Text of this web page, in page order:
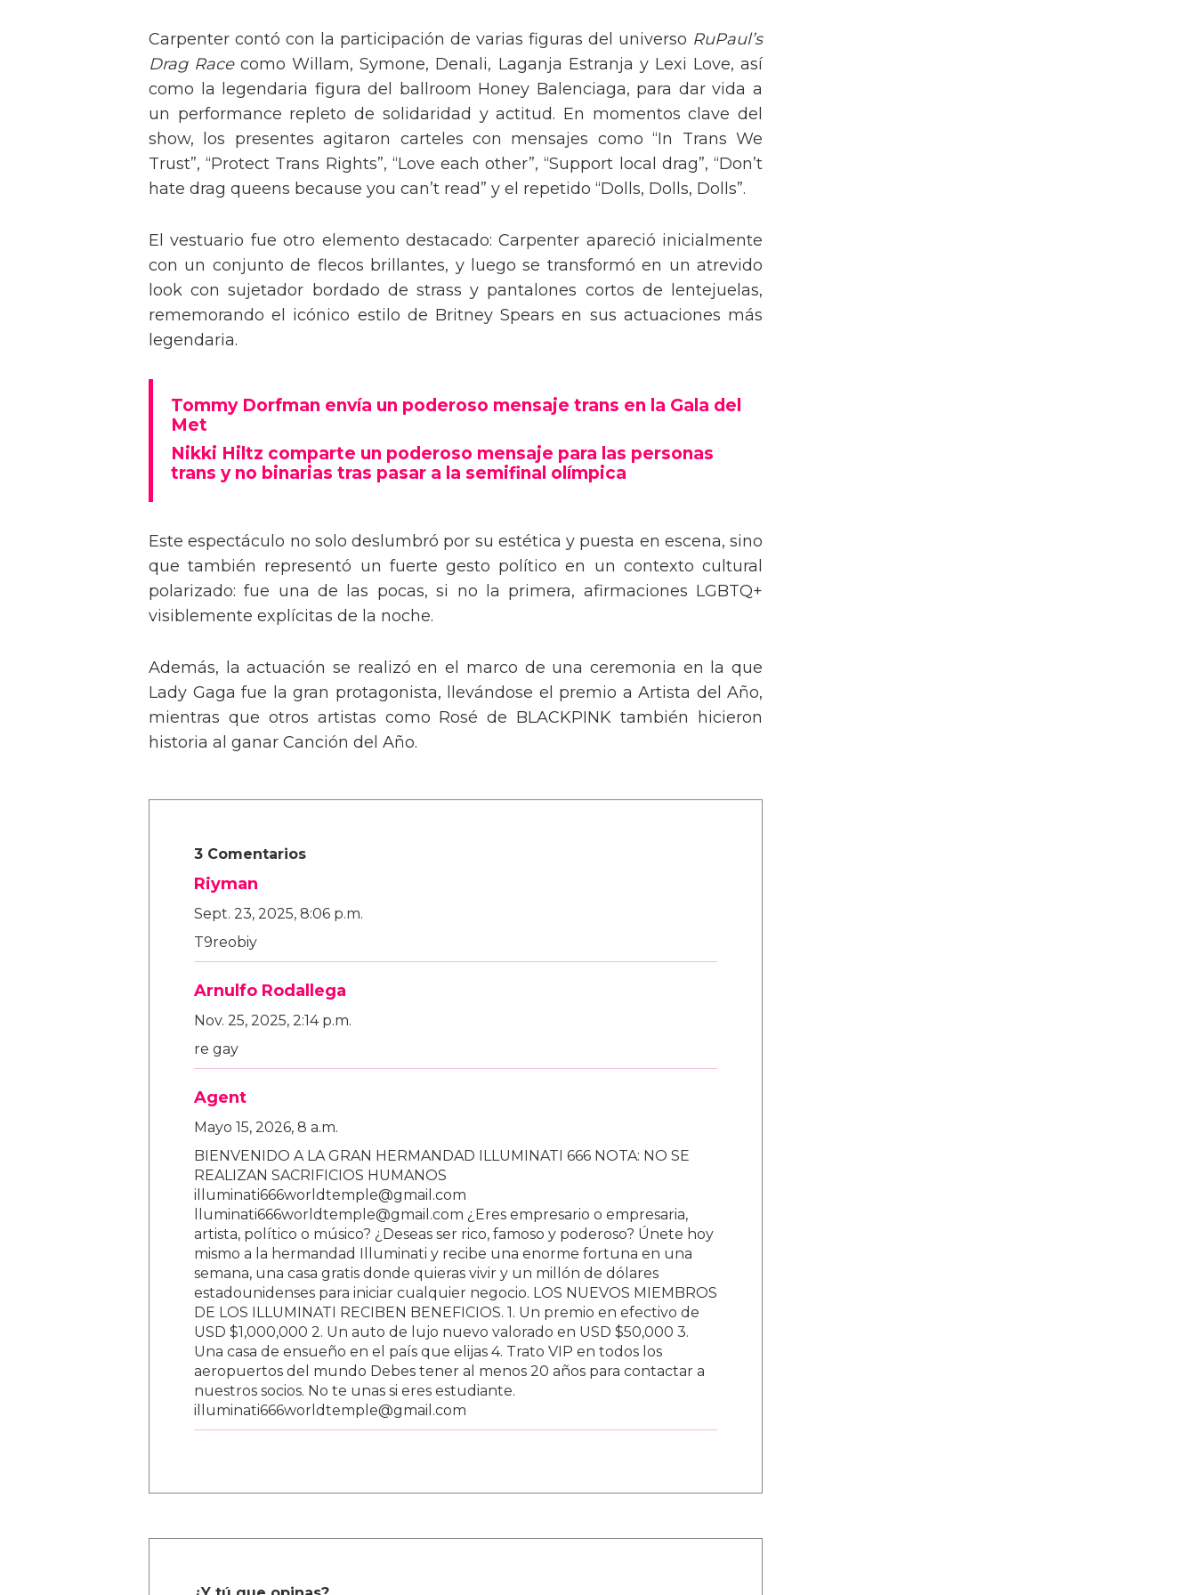
Carpenter contó con la participación de varias figuras del universo RuPaul’s
Drag Racecomo Willam, Symone, Denali, Laganja Estranja y Lexi Love, así
como la legendaria figura del ballroom Honey Balenciaga, para dar vida a
un performance repleto de solidaridad y actitud. En momentos clave del
show, los presentes agitaron carteles con mensajes como “In Trans We
Trust”, “Protect Trans Rights”, “Love each other”, “Support local drag”, “Don’t
hate drag queens because you can’t read” y el repetido “Dolls, Dolls, Dolls”.
El vestuario fue otro elemento destacado: Carpenter apareció inicialmente
con un conjunto de flecos brillantes, y luego se transformó en un atrevido
look con sujetador bordado de strass y pantalones cortos de lentejuelas,
rememorando el icónico estilo de Britney Spears en sus actuaciones más
legendaria.
Tommy Dorfman envía un poderoso mensaje trans en la Gala del
Met
Nikki Hiltz comparte un poderoso mensaje para las personas
trans y no binarias tras pasar a la semifinal olímpica
Este espectáculo no solo deslumbró por su estética y puesta en escena, sino
que también representó un fuerte gesto político en un contexto cultural
polarizado: fue una de las pocas, si no la primera, afirmaciones LGBTQ+
visiblemente explícitas de la noche.
Además, la actuación se realizó en el marco de una ceremonia en la que
Lady Gaga fue la gran protagonista, llevándose el premio a Artista del Año,
mientras que otros artistas como Rosé de BLACKPINK también hicieron
historia al ganar Canción del Año.
3 Comentarios
Riyman
Sept. 23, 2025, 8:06 p.m.
T9reobiy
Arnulfo Rodallega
Nov. 25, 2025, 2:14 p.m.
re gay
Agent
Mayo 15, 2026, 8 a.m.
BIENVENIDO A LA GRAN HERMANDAD ILLUMINATI 666 NOTA: NO SE
REALIZAN SACRIFICIOS HUMANOS
illuminati666worldtemple@gmail.com
lluminati666worldtemple@gmail.com ¿Eres empresario o empresaria,
artista, político o músico? ¿Deseas ser rico, famoso y poderoso? Únete hoy
mismo a la hermandad Illuminati y recibe una enorme fortuna en una
semana, una casa gratis donde quieras vivir y un millón de dólares
estadounidenses para iniciar cualquier negocio. LOS NUEVOS MIEMBROS
DE LOS ILLUMINATI RECIBEN BENEFICIOS. 1. Un premio en efectivo de
USD $1,000,000 2. Un auto de lujo nuevo valorado en USD $50,000 3.
Una casa de ensueño en el país que elijas 4. Trato VIP en todos los
aeropuertos del mundo Debes tener al menos 20 años para contactar a
nuestros socios. No te unas si eres estudiante.
illuminati666worldtemple@gmail.com